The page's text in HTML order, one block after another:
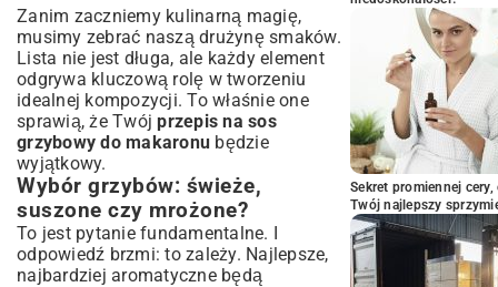
Zanim zaczniemy kulinarną magię,
musimy zebrać naszą drużynę smaków.
Lista nie jest długa, ale każdy element
odgrywa kluczową rolę w tworzeniu
idealnej kompozycji. To właśnie one
sprawią, że Twójprzepis na sos
grzybowy do makaronu będzie
wyjątkowy.
Wybór grzybów: świeże,
suszone czy mrożone?
To jest pytanie fundamentalne. I
odpowiedź brzmi: to zależy. Najlepsze,
najbardziej aromatyczne będą
Sekret promiennej
Twój najlepszy